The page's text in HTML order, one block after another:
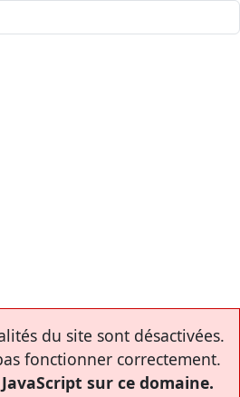
du site sont désactivées.
fonctionner correctement.
sur ce domaine.